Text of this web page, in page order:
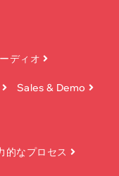
ディオ
Sales & Demo
的なプロセス